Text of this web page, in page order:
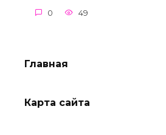
0 49
Главная
Карта сайта